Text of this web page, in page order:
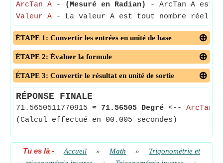
ArcTan A - (Mesuré en Radian)
- ArcTan A est
Valeur A - La valeur A est tout nombre réel
ÉTAPE 1: Convertir les entrées en unité de base
ÉTAPE 2: Évaluer la formule
ÉTAPE 3: Convertir le résultat en unité de sortie
RÉPONSE FINALE
71.5650511770915 ≈ 71.56505 Degré <-- ArcTan A
(Calcul effectué en 00.005 secondes)
Tu es là - Accueil » Math »
Trigonométrie et